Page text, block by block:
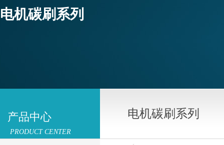
电机碳刷系列
产品中心
PRODUCT CENTER
电机碳刷系列